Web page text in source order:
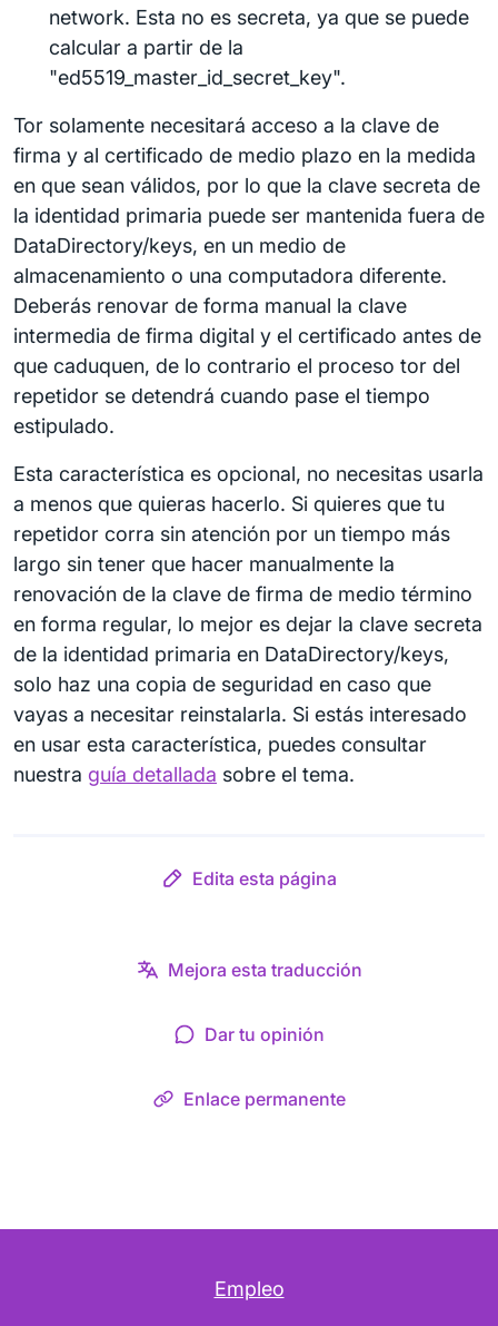
network. Esta no es secreta, ya que se puede
calcular a partir de la
"ed5519_master_id_secret_key".
Tor solamente necesitará acceso a la clave de
firma y al certificado de medio plazo en la medida
en que sean válidos, por lo que la clave secreta de
la identidad primaria puede ser mantenida fuera de
DataDirectory/keys, en un medio de
almacenamiento o una computadora diferente.
Deberás renovar de forma manual la clave
intermedia de firma digital y el certificado antes de
que caduquen, de lo contrario el proceso tor del
repetidor se detendrá cuando pase el tiempo
estipulado.
Esta característica es opcional, no necesitas usarla
a menos que quieras hacerlo. Si quieres que tu
repetidor corra sin atención por un tiempo más
largo sin tener que hacer manualmente la
renovación de la clave de firma de medio término
en forma regular, lo mejor es dejar la clave secreta
de la identidad primaria en DataDirectory/keys,
solo haz una copia de seguridad en caso que
vayas a necesitar reinstalarla. Si estás interesado
en usar esta característica, puedes consultar
nuestra guía detallada sobre el tema.
Edita esta página
Mejora esta traducción
Dar tu opinión
Enlace permanente
Empleo